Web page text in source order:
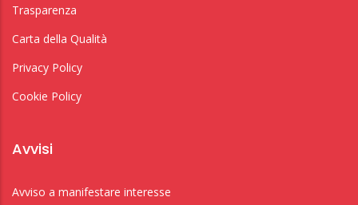
Trasparenza
Carta della Qualità
Privacy Policy
Cookie Policy
Avvisi
Avviso a manifestare interesse